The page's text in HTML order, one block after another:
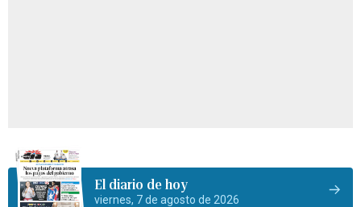
El diario de hoy
viernes, 7 de agosto de 2026